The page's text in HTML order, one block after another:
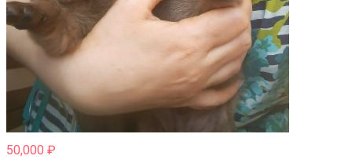
50,000 ₽